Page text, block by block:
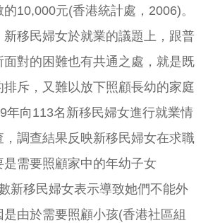
的10,000元(香港統計處， 2006)。
移民婦女於就業的議題上，跟普
對的困難也有共通之處，就是既
斥，又難以放下照顧長幼的家庭
年向 113名新移民婦女進行就業情
調查結果反映新移民婦女在求職
是需要照顧家中的年幼子女
新移民婦女表示導致她們不能外
由於需要照顧小孩(香港社區組